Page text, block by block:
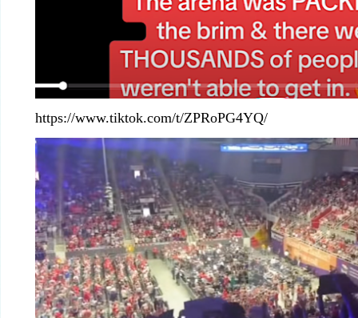
https://www.tiktok.com/t/ZPRoPG4YQ/